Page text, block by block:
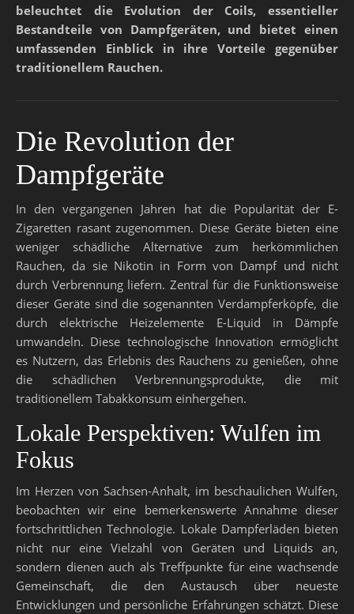
beleuchtet die Evolution der Coils, essentieller
Bestandteile von Dampfgeräten, und bietet einen
umfassenden Einblick in ihre Vorteile gegenüber
traditionellem Rauchen.
Die Revolution der
Dampfgeräte
In den vergangenen Jahren hat die Popularität der E-
Zigaretten rasant zugenommen. Diese Geräte bieten eine
weniger schädliche Alternative zum herkömmlichen
Rauchen, da sie Nikotin in Form von Dampf und nicht
durch Verbrennung liefern. Zentral für die Funktionsweise
dieser Geräte sind die sogenannten Verdampferköpfe, die
durch elektrische Heizelemente E-Liquid in Dämpfe
umwandeln. Diese technologische Innovation ermöglicht
es Nutzern, das Erlebnis des Rauchens zu genießen, ohne
die schädlichen Verbrennungsprodukte, die mit
traditionellem Tabakkonsum einhergehen.
Lokale Perspektiven: Wulfen im
Fokus
Im Herzen von Sachsen-Anhalt, im beschaulichen Wulfen,
beobachten wir eine bemerkenswerte Annahme dieser
fortschrittlichen Technologie. Lokale Dampferläden bieten
nicht nur eine Vielzahl von Geräten und Liquids an,
sondern dienen auch als Treffpunkte für eine wachsende
Gemeinschaft, die den Austausch über neueste
Entwicklungen und persönliche Erfahrungen schätzt. Diese